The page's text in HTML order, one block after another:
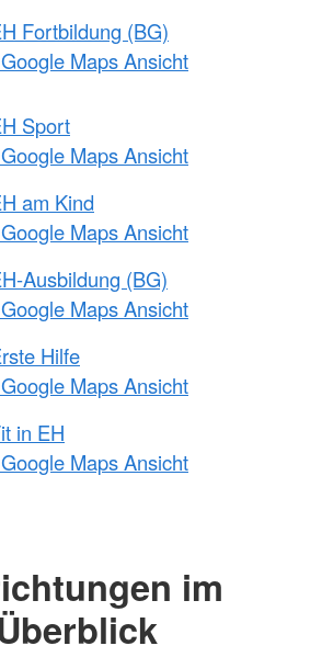
Fortbildung (BG)
Maps Ansicht
Sport
Maps Ansicht
am Kind
Maps Ansicht
Ausbildung (BG)
Maps Ansicht
Hilfe
Maps Ansicht
in EH
Maps Ansicht
im